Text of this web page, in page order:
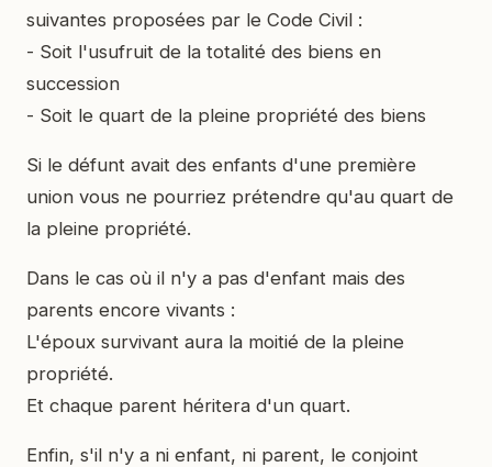
suivantes proposées par le Code Civil :
- Soit l'usufruit de la totalité des biens en
succession
- Soit le quart de la pleine propriété des biens
Si le défunt avait des enfants d'une première
union vous ne pourriez prétendre qu'au quart de
la pleine propriété.
Dans le cas où il n'y a pas d'enfant mais des
parents encore vivants :
L'époux survivant aura la moitié de la pleine
propriété.
Et chaque parent héritera d'un quart.
Enfin, s'il n'y a ni enfant, ni parent, le conjoint